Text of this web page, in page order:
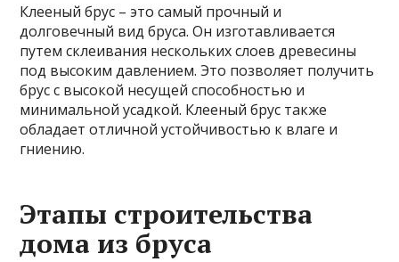
Клееный брус – это самый прочный и
долговечный вид бруса. Он изготавливается
путем склеивания нескольких слоев древесины
под высоким давлением. Это позволяет получить
брус с высокой несущей способностью и
минимальной усадкой. Клееный брус также
обладает отличной устойчивостью к влаге и
гниению.
Этапы строительства
дома из бруса